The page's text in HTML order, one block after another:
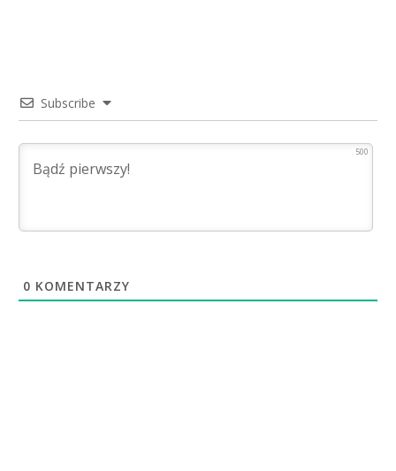
Subscribe
500
0 KOMENTARZY